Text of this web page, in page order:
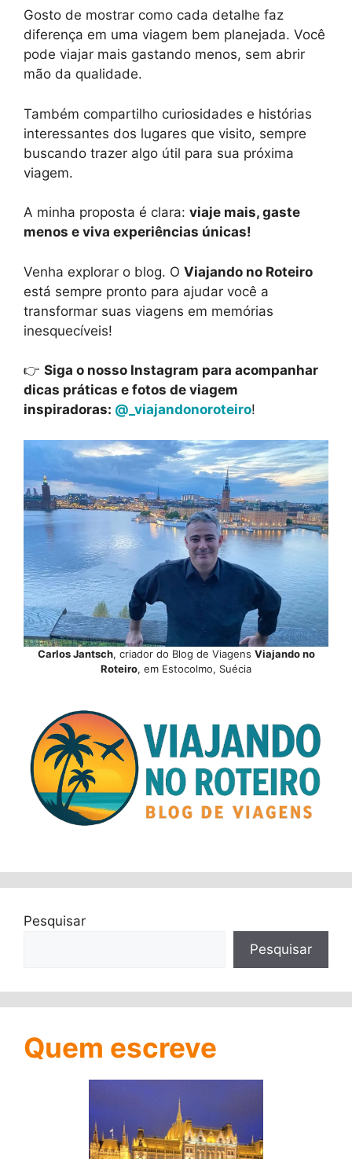
Gosto de mostrar como cada detalhe faz
diferença em uma viagem bem planejada. Você
pode viajar mais gastando menos, sem abrir
mão da qualidade.
Também compartilho curiosidades e histórias
interessantes dos lugares que visito, sempre
buscando trazer algo útil para sua próxima
viagem.
A minha proposta é clara: viaje mais, gaste
menos e viva experiências únicas!
Venha explorar o blog. O Viajando no Roteiro
está sempre pronto para ajudar você a
transformar suas viagens em memórias
inesquecíveis!
👉 Siga o nosso Instagram para acompanhar
dicas práticas e fotos de viagem
inspiradoras: @_viajandonoroteiro!
Carlos Jantsch, criador do Blog de Viagens Viajando no
Roteiro, em Estocolmo, Suécia
Pesquisar
Pesquisar
Quem escreve